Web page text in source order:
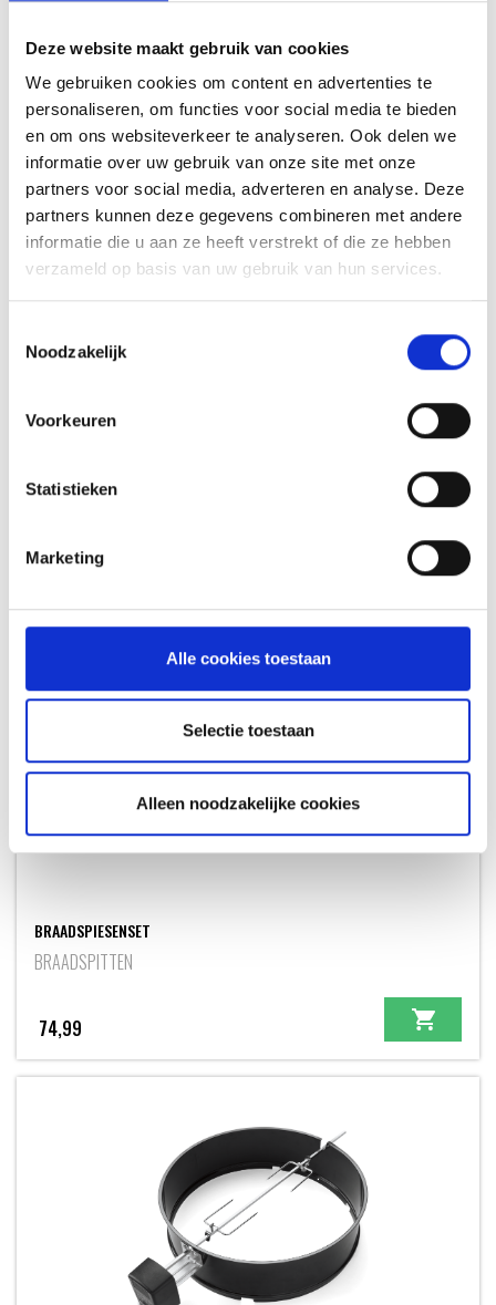
Deze website maakt gebruik van cookies
We gebruiken cookies om content en advertenties te
personaliseren, om functies voor social media te bieden
en om ons websiteverkeer te analyseren. Ook delen we
informatie over uw gebruik van onze site met onze
partners voor social media, adverteren en analyse. Deze
partners kunnen deze gegevens combineren met andere
informatie die u aan ze heeft verstrekt of die ze hebben
verzameld op basis van uw gebruik van hun services.
Noodzakelijk
Voorkeuren
Statistieken
Marketing
Alle cookies toestaan
Selectie toestaan
Alleen noodzakelijke cookies
Variatie is ook letten op de kleur
shaslicks. Als bepaalde groenten langer moeten garen,
snijd ze dan dunner en visa versa met groenten die sneller
OOK LEUK VOOR ANDERE RECEPTEN
BRAADSPIESENSET
BRAADSPITTEN
74,99